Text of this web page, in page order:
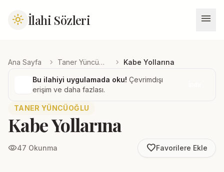
light_mode İlahi Sözleri menu
Ana Sayfa chevron_right Taner Yüncüoğlu chevron_right Kabe Yollarına
Bu ilahiyi uygulamada oku! Çevrimdışı
erişim ve daha fazlası.
TANER YÜNCÜOĞLU
Kabe Yollarına
visibility47 Okunma favorite_borderFavorilere Ekle